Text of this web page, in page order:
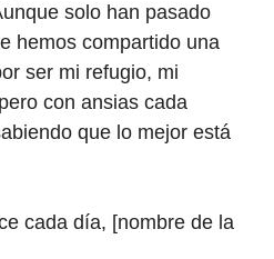
solo han pasado
hemos compartido una
ser mi refugio, mi
con ansias cada
que lo mejor está
cada día, [nombre de la